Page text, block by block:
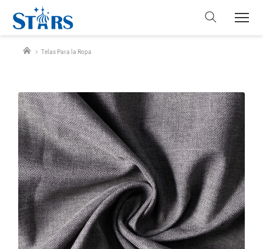
Telas Para la Ropa